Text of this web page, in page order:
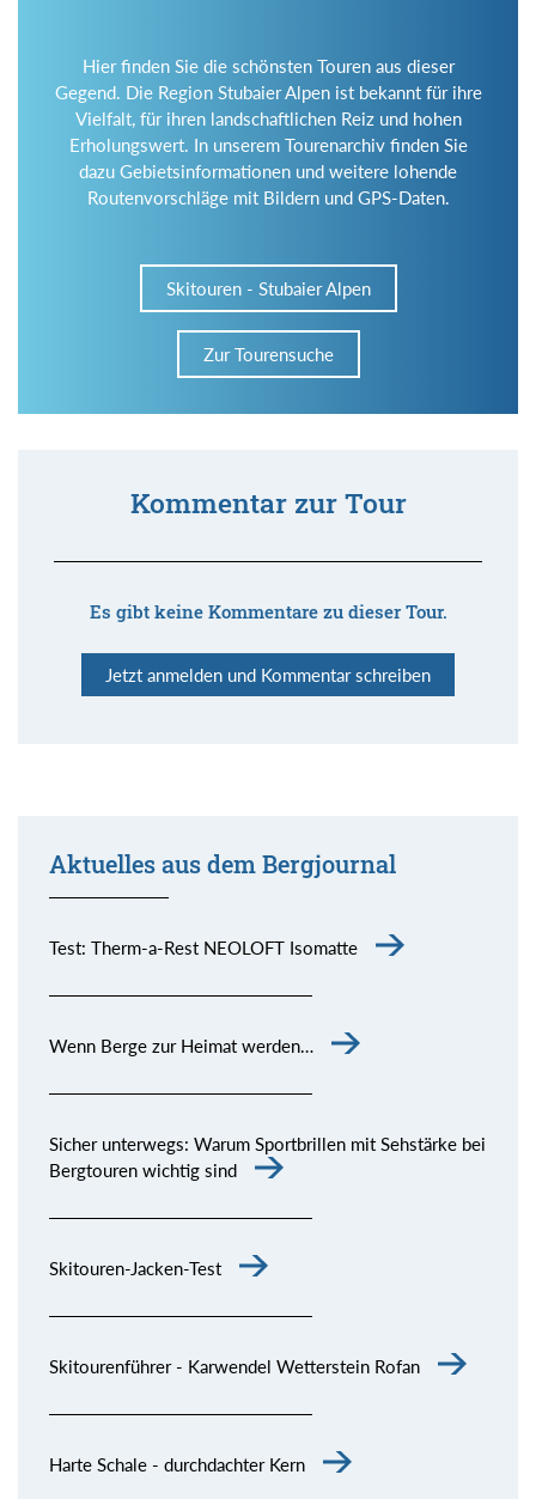
Hier finden Sie die schönsten Touren aus dieser
Gegend. Die Region Stubaier Alpen ist bekannt für ihre
Vielfalt, für ihren landschaftlichen Reiz und hohen
Erholungswert. In unserem Tourenarchiv finden Sie
dazu Gebietsinformationen und weitere lohende
Routenvorschläge mit Bildern und GPS-Daten.
Skitouren - Stubaier Alpen
Zur Tourensuche
Kommentar zur Tour
Es gibt keine Kommentare zu dieser Tour.
Jetzt anmelden und Kommentar schreiben
Aktuelles aus dem Bergjournal
Test: Therm-a-Rest NEOLOFT Isomatte
Wenn Berge zur Heimat werden…
Sicher unterwegs: Warum Sportbrillen mit Sehstärke bei
Bergtouren wichtig sind
Skitouren-Jacken-Test
Skitourenführer - Karwendel Wetterstein Rofan
Harte Schale - durchdachter Kern